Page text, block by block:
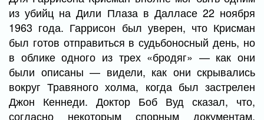
из убийц на Дили Плаза в Далласе 22 ноября
1963 года. Гаррисон был уверен, что Крисман
был готов отправиться в судьбоносный день, но
в облике одного из трех «бродяг» — как они
были описаны — видели, как они скрывались
вокруг Травяного холма, когда был застрелен
Джон Кеннеди. Доктор Боб Вуд сказал, что,
согласно некоторым спорным документам,